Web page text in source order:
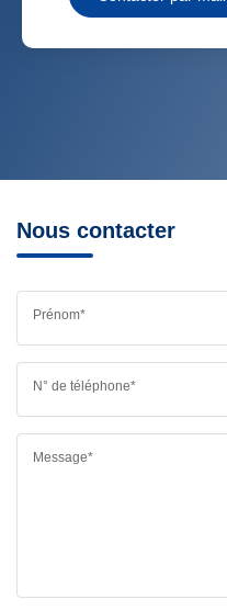
Nous contacter
Prénom*
N° de téléphone*
Message*